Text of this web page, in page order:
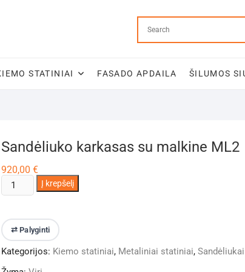
STATINIAI FASADO APDAILA ŠILUMOS
Sandėliuko karkasas su malkine ML2
920,00 €
produkto
kiekis:
karkasas
su
malkine
ML2
Į krepšelį
⇄ Palyginti
Kategorijos: Kiemo statiniai, Metaliniai statiniai, Sandėliukai